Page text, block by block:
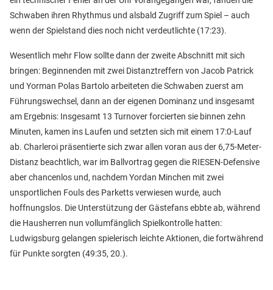
Schwaben ihren Rhythmus und alsbald Zugriff zum Spiel – auch
wenn der Spielstand dies noch nicht verdeutlichte (17:23).
Wesentlich mehr Flow sollte dann der zweite Abschnitt mit sich
bringen: Beginnenden mit zwei Distanztreffern von Jacob Patrick
und Yorman Polas Bartolo arbeiteten die Schwaben zuerst am
Führungswechsel, dann an der eigenen Dominanz und insgesamt
am Ergebnis: Insgesamt 13 Turnover forcierten sie binnen zehn
Minuten, kamen ins Laufen und setzten sich mit einem 17:0-Lauf
ab. Charleroi präsentierte sich zwar allen voran aus der 6,75-Meter-
Distanz beachtlich, war im Ballvortrag gegen die RIESEN-Defensive
aber chancenlos und, nachdem Yordan Minchen mit zwei
unsportlichen Fouls des Parketts verwiesen wurde, auch
hoffnungslos. Die Unterstützung der Gästefans ebbte ab, während
die Hausherren nun vollumfänglich Spielkontrolle hatten:
Ludwigsburg gelangen spielerisch leichte Aktionen, die fortwährend
für Punkte sorgten (49:35, 20.).